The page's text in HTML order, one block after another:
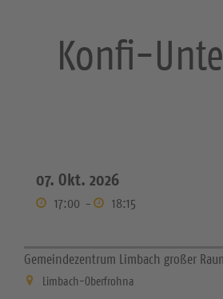
Konfi-
07. Okt. 2026
17:00 - 18:15
Gemeindezentrum Limbach großer
Limbach-Oberfrohna